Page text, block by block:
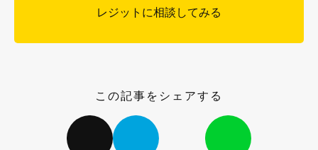
レジットに相談してみる
この記事をシェアする